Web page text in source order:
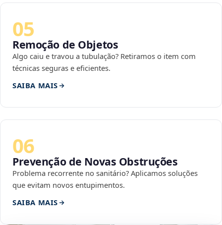
05
Remoção de Objetos
Algo caiu e travou a tubulação? Retiramos o item com
técnicas seguras e eficientes.
SAIBA MAIS
06
Prevenção de Novas Obstruções
Problema recorrente no sanitário? Aplicamos soluções
que evitam novos entupimentos.
SAIBA MAIS